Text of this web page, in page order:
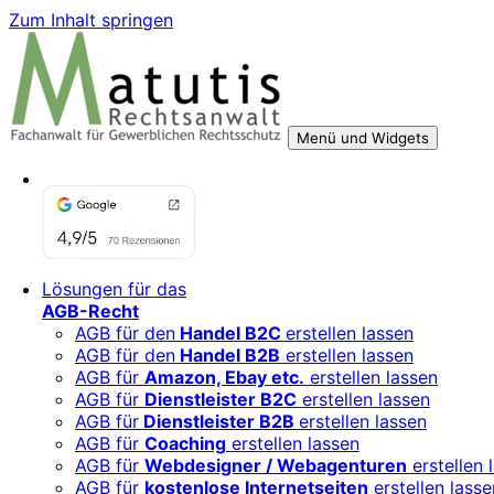
Zum Inhalt springen
Rechtsberatung für digitale Geschäftsmodelle – sicher
Für Mittelständler, Startups und Verbände, die ihre
Menü und Widgets
Lösungen für das
AGB-Recht
AGB für den Handel B2C erstellen lassen
AGB für den Handel B2B erstellen lassen
AGB für Amazon, Ebay etc. erstellen lassen
AGB für Dienstleister B2C erstellen lassen
AGB für Dienstleister B2B erstellen lassen
AGB für Coaching erstellen lassen
AGB für Webdesigner / Webagenturen erstellen
AGB für kostenlose Internetseiten erstellen